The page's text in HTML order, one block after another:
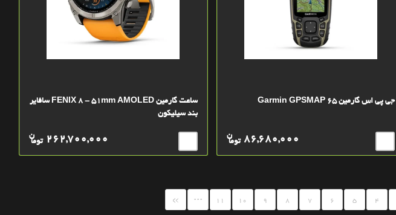
جی پی اس گارمین Garmin GPSMAP 65
توما
ن 86,680,000
ساعت گارمین FENIX 8 - 51mm AMOLED سافایر
بند سیلیکون
توما
ن 262,700,000
4
5
6
7
8
9
10
11
...
»